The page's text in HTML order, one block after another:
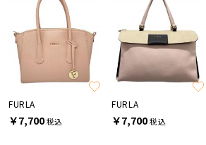
FURLA
￥7,700税込
FURLA
￥7,700税込